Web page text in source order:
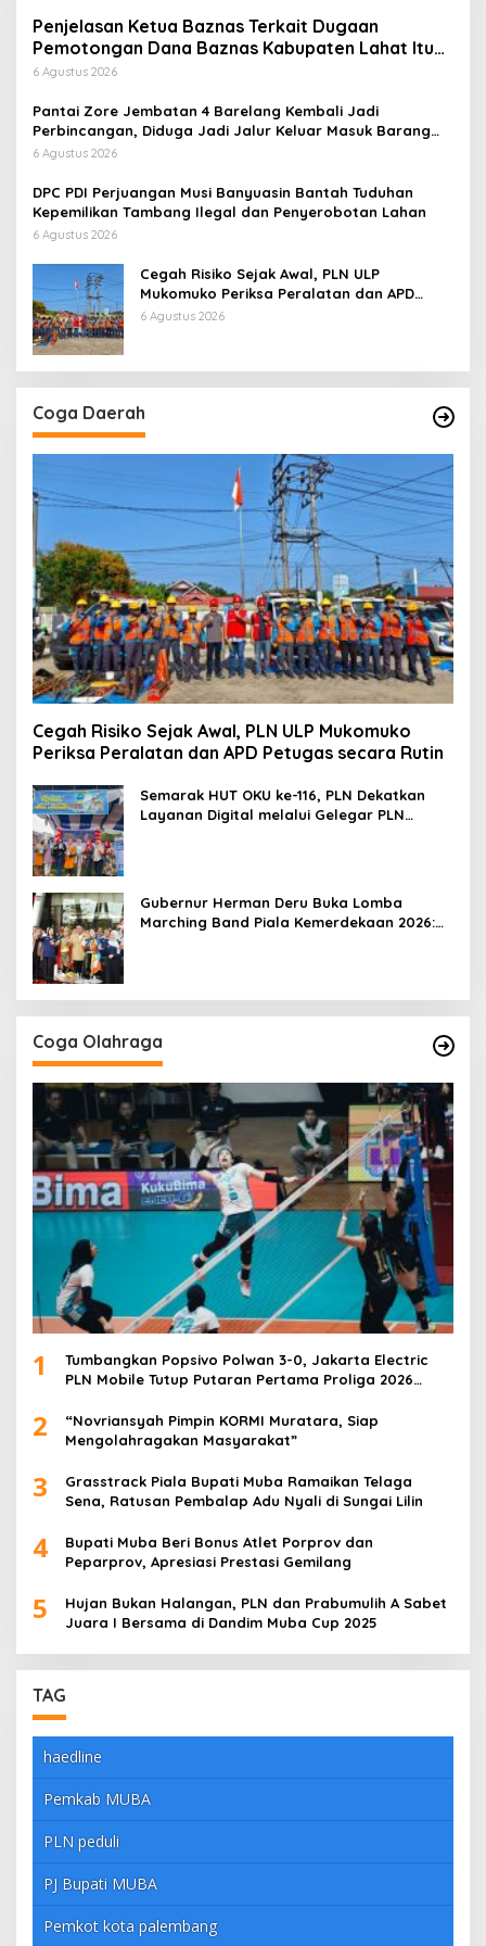
Penjelasan Ketua Baznas Terkait Dugaan
Pemotongan Dana Baznas Kabupaten Lahat Itu
Tidak Benar
6 Agustus 2026
Pantai Zore Jembatan 4 Barelang Kembali Jadi
Perbincangan, Diduga Jadi Jalur Keluar Masuk Barang
Tanpa Dokumen Kepabeanan, Nama Berinisial WL
di Kawasan Pesisir
6 Agustus 2026
DPC PDI Perjuangan Musi Banyuasin Bantah Tuduhan
Kepemilikan Tambang Ilegal dan Penyerobotan Lahan
6 Agustus 2026
Cegah Risiko Sejak Awal, PLN ULP
Mukomuko Periksa Peralatan dan APD
Petugas secara Rutin
6 Agustus 2026
Coga Daerah
Cegah Risiko Sejak Awal, PLN ULP Mukomuko
Periksa Peralatan dan APD Petugas secara Rutin
Semarak HUT OKU ke-116, PLN Dekatkan
Layanan Digital melalui Gelegar PLN
Gubernur Herman Deru Buka Lomba
Marching Band Piala Kemerdekaan 2026:
Coga Olahraga
1
Tumbangkan Popsivo Polwan 3-0, Jakarta Electric
PLN Mobile Tutup Putaran Pertama Proliga 2026
2
“Novriansyah Pimpin KORMI Muratara, Siap
Mengolahragakan Masyarakat”
3
Grasstrack Piala Bupati Muba Ramaikan Telaga
Sena, Ratusan Pembalap Adu Nyali di Sungai Lilin
4
Bupati Muba Beri Bonus Atlet Porprov dan
Peparprov, Apresiasi Prestasi Gemilang
5
Hujan Bukan Halangan, PLN dan Prabumulih A Sabet
Juara I Bersama di Dandim Muba Cup 2025
TAG
haedline
Pemkab MUBA
PLN peduli
PJ Bupati MUBA
Pemkot kota palembang